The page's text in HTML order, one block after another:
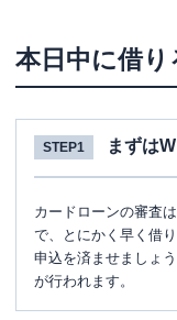
本日中に借
STEP1 まずは
カードローンの審査
で、とにかく早く借
申込を済ませましょ
が行われます。